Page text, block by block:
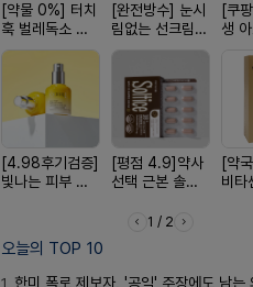
[약물 0%] 터치
훅 벌레독소 흡
인기
[완전방수] 눈시
림없는 선크림
(SPF50+)
[쿠
생
[4.98후기검증]
빛나는 피부 오
[평점 4.9]약사
선택 근본 솔루
[약
비타
1 / 2
오늘의 TOP 10
1 한미 폭로 제보자, '공익' 주장에도 남는